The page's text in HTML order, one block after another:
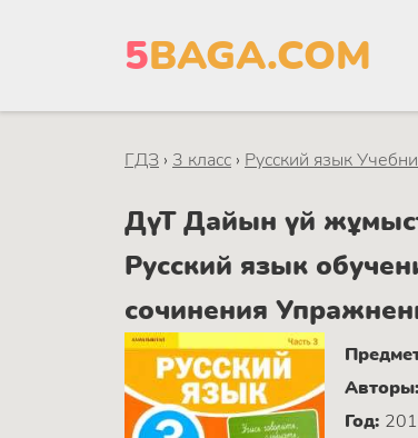
5BAGA.COM
ГДЗ › 3 класс › Русский язык
ДүТ Дайын үй
Русский язык
сочинения
Авторы:
Год: